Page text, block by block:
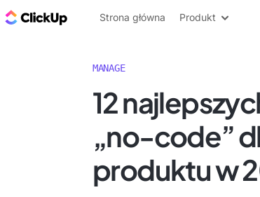
ClickUp Blog
Strona główna Produkt
MANAGE
12
„no-code”
produktu w